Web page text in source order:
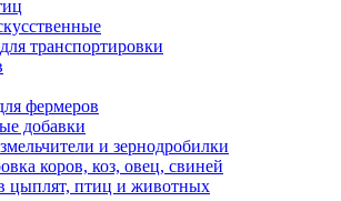
транспортировки
фермеров
добавки
и зернодробилки
коров, коз, овец, свиней
цыплят, птиц и животных